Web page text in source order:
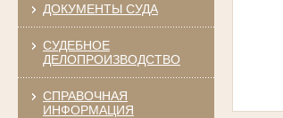
ДОКУМЕНТЫ СУДА
СУДЕБНОЕ
ДЕЛОПРОИЗВОДСТВО
СПРАВОЧНАЯ
ИНФОРМАЦИЯ